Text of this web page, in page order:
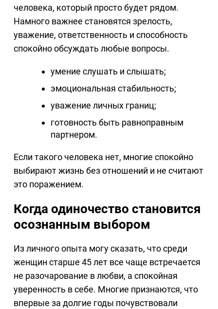
человека, который просто будет рядом.
Намного важнее становятся зрелость,
уважение, ответственность и способность
спокойно обсуждать любые вопросы.
умение слушать и слышать;
эмоциональная стабильность;
уважение личных границ;
готовность быть равноправным
партнером.
Если такого человека нет, многие спокойно
выбирают жизнь без отношений и не считают
это поражением.
Когда одиночество становится
осознанным выбором
Из личного опыта могу сказать, что среди
женщин старше 45 лет все чаще встречается
не разочарование в любви, а спокойная
уверенность в себе. Многие признаются, что
впервые за долгие годы почувствовали